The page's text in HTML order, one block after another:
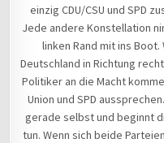
einzig CDU/CSU und SPD
Jede andere Konstellation
linken Rand mit ins
Deutschland in Richtung
Politiker an die Macht
Union und SPD
gerade selbst und beginnt
tun. Wenn sich beide